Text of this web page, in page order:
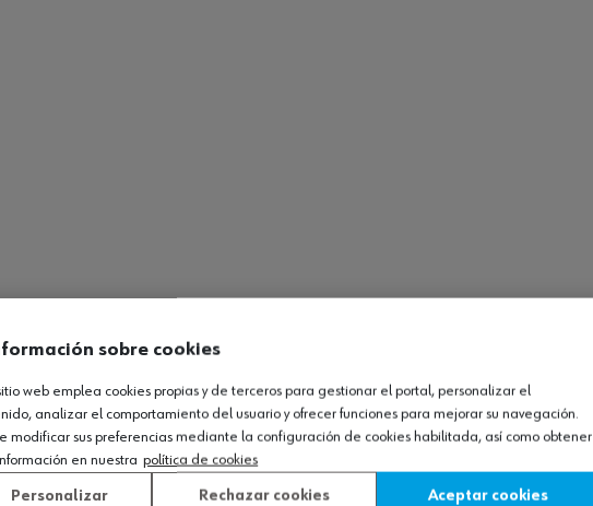
sobre cookies
web emplea cookies propias y de terceros para gestionar el portal, personalizar el
analizar el comportamiento del usuario y ofrecer funciones para mejorar su navegación.
modificar sus preferencias mediante la configuración de cookies habilitada, así como obtener
en nuestra política de cookies
Personalizar Rechazar cookies Aceptar cookies